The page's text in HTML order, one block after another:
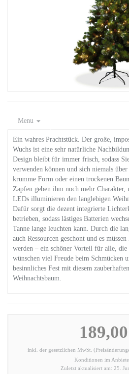
Menu
Ein wahres Prachtstück. Der große,
Wuchs ist eine sehr natürliche
Design bleibt für immer frisch, sodass
verwenden können und sich niemals
krumme Form oder einen trockenen
Zapfen geben ihm noch mehr Charakter,
LEDs illuminieren den langlebigen
Dafür sorgt die dezent integrierte
betrieben, sodass lästiges Batterien
Tanne lange leuchten kann. Durch die
auch Ressourcen geschont und es
werden – ein schöner Vorteil für alle,
wünschen viel Freude beim Schmücken
besinnliches Fest mit diesem
Weihnachtsbaum.
inkl. der gesetzlichen MwSt.
Konditionen im
Zuletzt aktualisiert am: 25.